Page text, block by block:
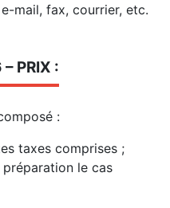
mail, fax, courrier, etc.
PRIX :
:
taxes comprises ;
le cas